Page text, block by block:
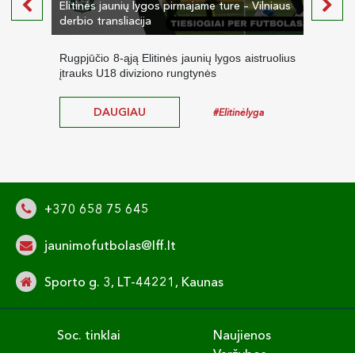
Elitinės jaunių lygos pirmajame ture – Vilniaus
derbio transliacija
Rugpjūčio 8-ąją Elitinės jaunių lygos aistruolius
įtrauks U18 diviziono rungtynės
DAUGIAU #Elitinėlyga
+370 658 75 645
jaunimofutbolas@lff.lt
Sporto g. 3, LT-44221, Kaunas
Soc. tinklai
Naujienos